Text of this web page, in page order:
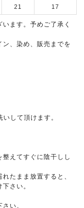
21 17
ます。予めご了承く
、染め、販売までを
して頂けます。
整えてすぐに陰干しし
たまま放置すると、
さい。
い。